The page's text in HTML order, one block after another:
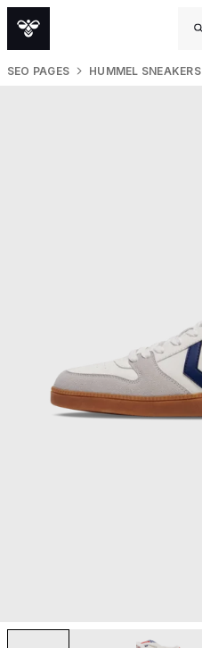
SEO PAGES HUMMEL SNEAKERS